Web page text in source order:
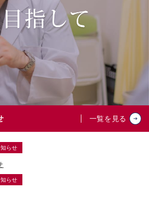
一覧を見る
らせ
らせ